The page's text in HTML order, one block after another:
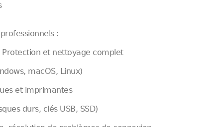
:
et nettoyage complet
macOS, Linux)
et imprimantes
durs, clés USB, SSD)